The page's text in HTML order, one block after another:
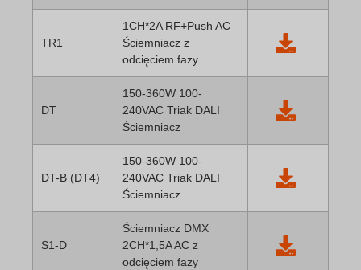
TR1
1CH*2A RF+Push AC
Ściemniacz z
odcięciem fazy
DT
150-360W 100-
240VAC Triak DALI
Ściemniacz
DT-B (DT4)
150-360W 100-
240VAC Triak DALI
Ściemniacz
S1-D
Ściemniacz DMX
2CH*1,5A AC z
odcięciem fazy